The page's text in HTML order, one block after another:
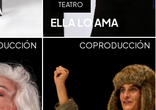
TEATRO
ELLA LO AMA
COPRODUCCIÓN